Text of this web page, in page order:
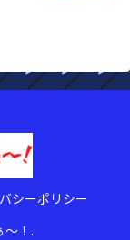
シーポリシー
〜！.